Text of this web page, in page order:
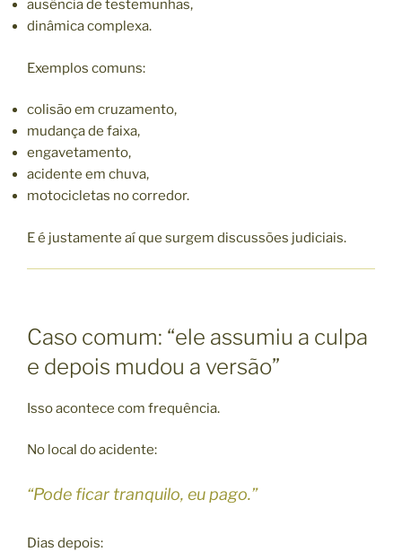
ausência de testemunhas,
dinâmica complexa.
Exemplos comuns:
colisão em cruzamento,
mudança de faixa,
engavetamento,
acidente em chuva,
motocicletas no corredor.
E é justamente aí que surgem discussões judiciais.
Caso comum: “ele assumiu a culpa
e depois mudou a versão”
Isso acontece com frequência.
No local do acidente:
“Pode ficar tranquilo, eu pago.”
Dias depois: